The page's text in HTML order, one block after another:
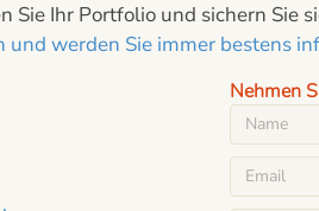
Ihr Portfolio und sichern Sie
werden Sie immer bestens
Nehmen